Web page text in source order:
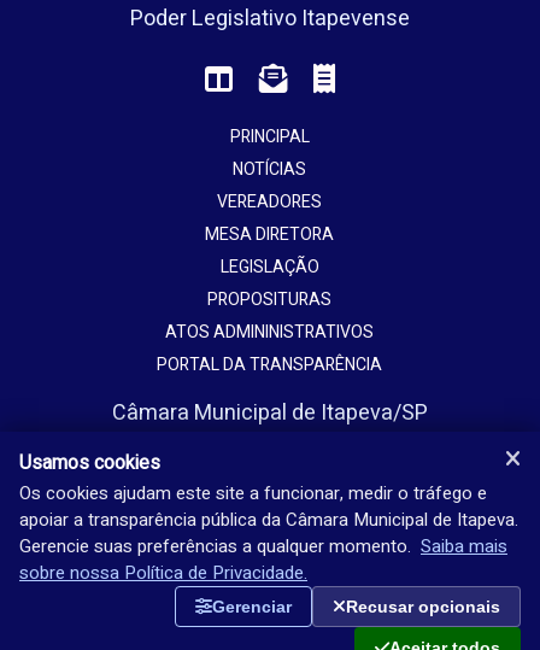
Poder Legislativo Itapevense
PRINCIPAL
NOTÍCIAS
VEREADORES
MESA DIRETORA
LEGISLAÇÃO
PROPOSITURAS
ATOS ADMININISTRATIVOS
PORTAL DA TRANSPARÊNCIA
Câmara Municipal de Itapeva/SP
Jardim Europa - Itapeva - SP - Brasil
(15) 3524-9200
Seg-sex: 08h-18h
Usamos cookies
Os cookies ajudam este site a funcionar, medir o tráfego e
apoiar a transparência pública da Câmara Municipal de Itapeva.
Gerencie suas preferências a qualquer momento. Saiba mais
sobre nossa Política de Privacidade.
Gerenciar Recusar opcionais